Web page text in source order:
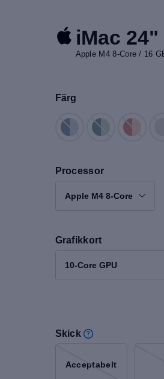
iMac 24"
Apple M4 8-Core / 16
Färg
Processor
Apple M4 8-Core
Grafikkort
10-Core GPU
Skick
Acceptabelt